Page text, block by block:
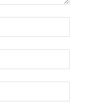
web: